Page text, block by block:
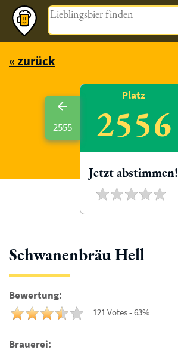
Magazin
« zurück
Schwanenbräu Hell
Bewertung:
121 Votes - 63%
Brauerei:
2555
Platz
2556
Jetzt abstimmen!